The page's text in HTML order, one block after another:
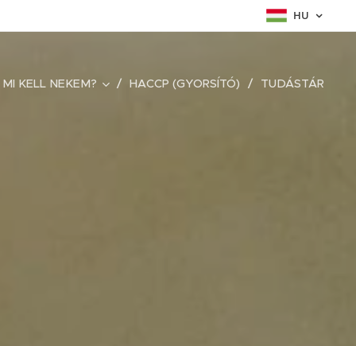
HU
MI KELL NEKEM? HACCP (GYORSÍTÓ) TUDÁSTÁR